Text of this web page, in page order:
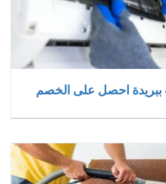
احصل على الخصم